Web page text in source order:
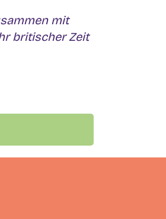
mit
britischer Zeit